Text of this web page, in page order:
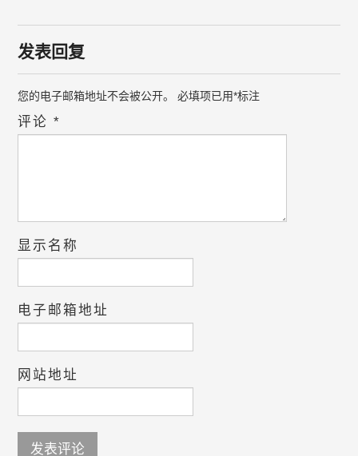
发表回复
您的电子邮箱地址不会被公开。 必填项已用*标注
评论*
显示名称
电子邮箱地址
网站地址